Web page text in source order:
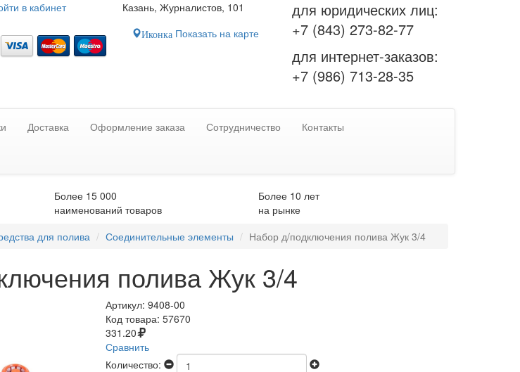
в кабинет
Казань, Журналистов, 101
ИконкаПоказать на карте
для юридических лиц:
+7 (843) 273-82-77
для интернет-заказов:
+7 (986) 713-28-35
Доставка Оформление заказа Сотрудничество Контакты
Более 15 000
наименований товаров
Более 10 лет
на рынке
для полива Соединительные элементы Набор д/подключения полива Жук 3/4
полива Жук 3/4
Артикул: 9408-00
Код товара: 57670
331.20
Сравнить
Количество: